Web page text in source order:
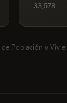
33,578
Población y